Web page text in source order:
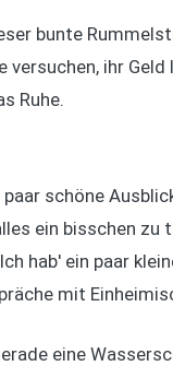
bunte
versuchen, ihr
Ruhe.
schöne
ein bisschen zu
hab' ein paar
mit
eine